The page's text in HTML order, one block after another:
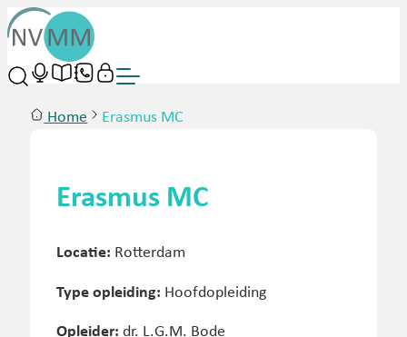
Home Erasmus MC
Erasmus MC
Locatie: Rotterdam
Type opleiding: Hoofdopleiding
Opleider: dr. L.G.M. Bode